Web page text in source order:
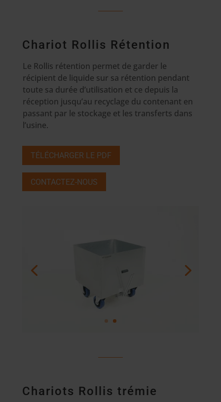
Chariot Rollis Rétention
Le Rollis rétention permet de garder le
récipient de liquide sur sa rétention pendant
toute sa durée d’utilisation et ce depuis la
réception jusqu’au recyclage du contenant en
passant par le stockage et les transferts dans
l’usine.
TÉLÉCHARGER LE PDF
CONTACTEZ-NOUS
Chariots Rollis trémie